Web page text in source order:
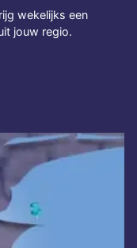
wekelijks een
jouw regio.